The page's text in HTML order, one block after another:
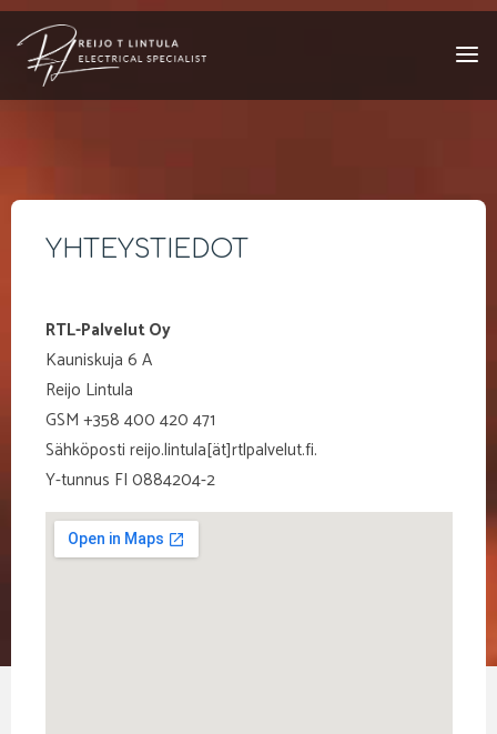
Skip
content
YHTEYSTIEDOT
RTL-Palvelut Oy
Kauniskuja 6 A
Reijo Lintula
GSM +358 400 420 471
Sähköposti reijo.lintula[ät]rtlpalvelut.fi.
Y-tunnus FI 0884204-2